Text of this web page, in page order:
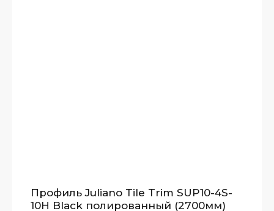
Профиль Juliano Tile Trim SUP10-4S-
10H Black полированный (2700мм)